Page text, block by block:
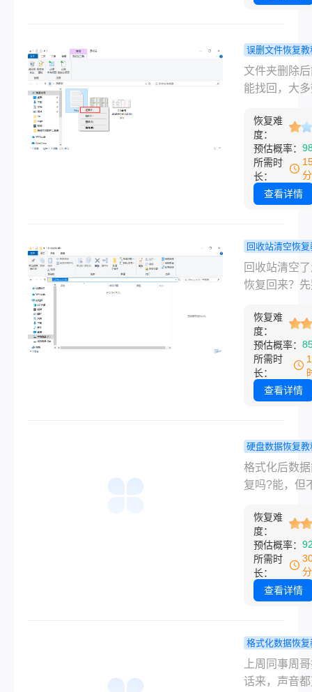
关键，因为
除，系统只
块地方标记成
了”，实际数
硬盘上躺着
要你又写了
进去，就可
“顶掉”，那
不回来了。
什么方法都
手，别再动
盘。
误删文件恢复教
复删除的文
怎么找回？
法！
文件夹删除
能找回，大
关键前提是
误删之后，
那个盘里存
新东西。删
只是把文件
旦落盘，才
把旧数据覆
所以“立刻停
你用什么恢
都决定成败。
恢复难
度：
预估概率：
所需时
长：
查看详情
回收站清空恢
电脑回收站
了怎么恢复
这几招比想
管用！
回收站清空
恢复回来？
中管用先说
电脑回收站
了，文件大
找回来，但
你清空之后
站只是把文
成“可覆盖”，
身还在硬盘
着，一旦写
据，才会被
掉。所以，
恢复，就看
有管住手。
周找我，声
了：“我把闺
了！”他说第
是赶紧从网
份，结
恢复难
度：
预估概率：
所需时
长：
查看详情
硬盘数据恢复教
式化后数据
复吗？我试
法，看你的
况！
格式化后数
复吗?能，但
能不能恢复
的前提是你
之后有没有
个盘里写过
西。只要没
覆盖得越多
越渺茫。这
比用什么软
恢复难
度：
预估概率：
所需时
长：
查看详情
格式化数据恢复
硬盘格式化
么恢复？试
上周同事周
话来，声音